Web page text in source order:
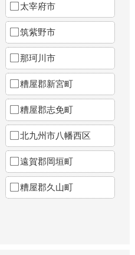
太宰府市
筑紫野市
那珂川市
糟屋郡新宮町
糟屋郡志免町
北九州市八幡西区
遠賀郡岡垣町
糟屋郡久山町